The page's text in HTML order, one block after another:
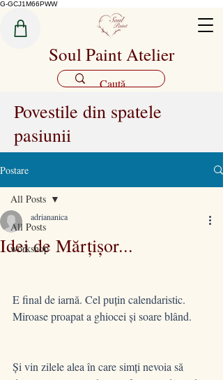
G-GCJ1M66PWW
Soul Paint Atelier
Povestile din spatele
pasiunii
Postare
All Posts
workshop
All Posts
Idei de Mărțișor...
adriananica
E final de iarnă. Cel puțin calendaristic.
Miroase proapat a ghiocei și soare blând.
Și vin zilele alea în care simți nevoia să